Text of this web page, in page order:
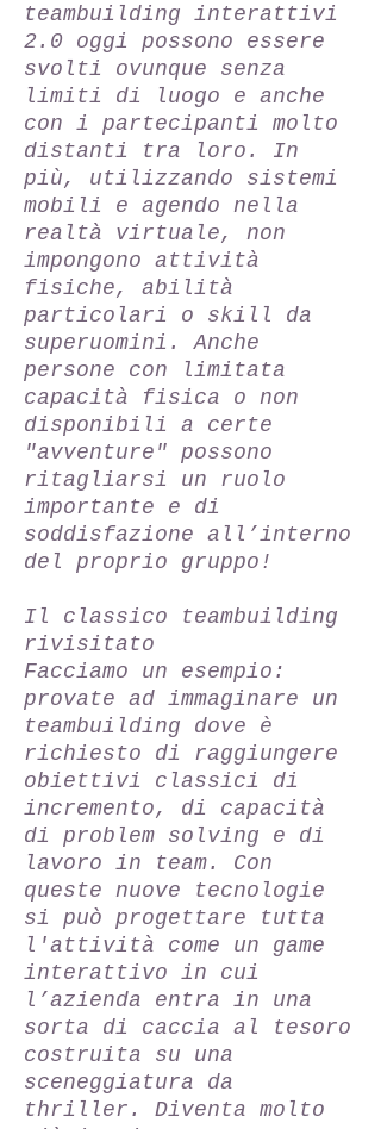
teambuilding interattivi
2.0 oggi possono essere
svolti ovunque senza
limiti di luogo e anche
con i partecipanti molto
distanti tra loro. In
più, utilizzando sistemi
mobili e agendo nella
realtà virtuale, non
impongono attività
fisiche, abilità
particolari o skill da
superuomini. Anche
persone con limitata
capacità fisica o non
disponibili a certe
"avventure" possono
ritagliarsi un ruolo
importante e di
soddisfazione all’interno
del proprio gruppo!
Il classico teambuilding
rivisitato
Facciamo un esempio:
provate ad immaginare un
teambuilding dove è
richiesto di raggiungere
obiettivi classici di
incremento, di capacità
di problem solving e di
lavoro in team. Con
queste nuove tecnologie
si può progettare tutta
l'attività come un game
interattivo in cui
l’azienda entra in una
sorta di caccia al tesoro
costruita su una
sceneggiatura da
thriller. Diventa molto